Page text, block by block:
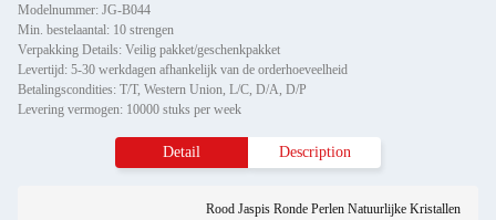
Modelnummer: JG-B044
Min. bestelaantal: 10 strengen
Verpakking Details: Veilig pakket/geschenkpakket
Levertijd: 5-30 werkdagen afhankelijk van de orderhoeveelheid
Betalingscondities: T/T, Western Union, L/C, D/A, D/P
Levering vermogen: 10000 stuks per week
Detail Description
Rood Jaspis Ronde Perlen Natuurlijke Kristallen